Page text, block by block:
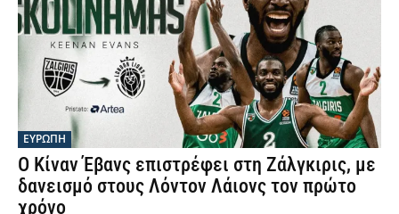
ΕΥΡΩΠΗ
Ο Κίναν Έβανς επιστρέφει στη Ζάλγκιρις, με
δανεισμό στους Λόντον Λάιονς τον πρώτο
χρόνο